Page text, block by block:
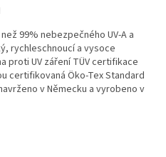
99% nebezpečného UV-A a
rychleschnoucí a vysoce
proti UV záření TÜV certifikace
certifikovaná Öko-Tex Standard
v Německu a vyrobeno v